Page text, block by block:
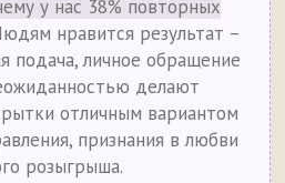
у нас 38% повторных
нравится результат –
подача, личное обращение
делают
отличным вариантом
признания в любви
розыгрыша.